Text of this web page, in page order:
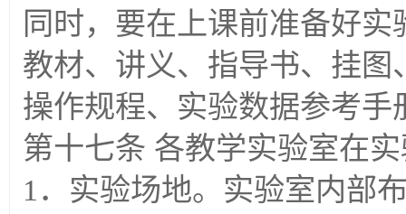
同时，要在上课前准备好
教材、讲义、指导书、挂
操作规程、实验数据参考手
第十七条 各教学实验室在
1．实验场地。实验室内部